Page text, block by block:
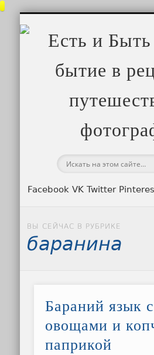
Facebook VK Twitter
ВЫ СЕЙЧАС В РУБРИКЕ
баранина
Бараний язык с
овощами и
паприкой